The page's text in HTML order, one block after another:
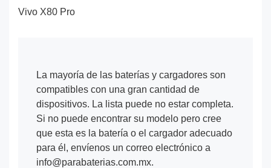
Vivo X80 Pro
La mayoría de las baterías y cargadores son
compatibles con una gran cantidad de
dispositivos. La lista puede no estar completa.
Si no puede encontrar su modelo pero cree
que esta es la batería o el cargador adecuado
para él, envíenos un correo electrónico a
info@parabaterias.com.mx.